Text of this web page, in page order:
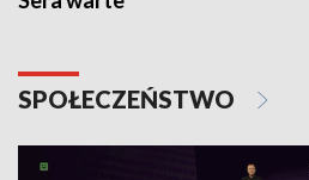
SPOŁECZEŃSTWO